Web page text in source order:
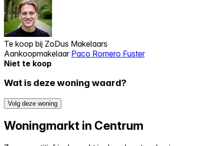
Te koop bij ZoDus Makelaars
Aankoopmakelaar Paco Romero Fuster
Niet te koop
Wat is deze woning waard?
Volg deze woning
Woningmarkt in Centrum